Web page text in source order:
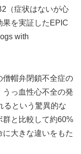
（症状はないが心
果を実証したEPIC
with
僧帽弁閉鎖不全症の
っ血性心不全の発
るという驚異的な
と比較して約60%
大きな違いをもた